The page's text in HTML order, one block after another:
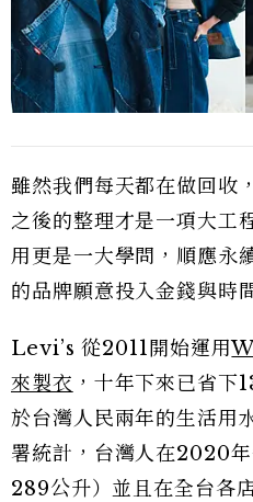
雖然我們每天都在做回收
之後的整理才是一項大工
用更是一大學問，順應永
的品牌願意投入金錢與時
Levi’s 從2011開始運用
來製衣 ，十年下來已省下
於台灣人民兩年的生活用
署統計，台灣人在2020
289公升）並且在全台各